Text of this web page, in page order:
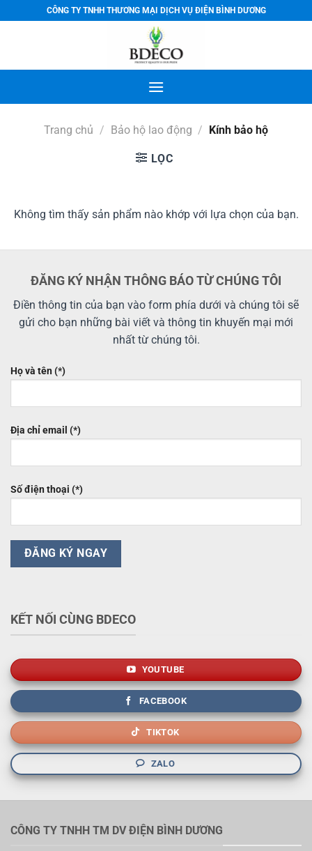
qua
CÔNG TY TNHH THƯƠNG MẠI DỊCH VỤ ĐIỆN BÌNH DƯƠNG
Trang chủ / Bảo hộ lao động / Kính bảo hộ
LỌC
Không tìm thấy sản phẩm nào khớp với lựa chọn của bạn.
ĐĂNG KÝ NHẬN THÔNG BÁO TỪ CHÚNG TÔI
Điền thông tin của bạn vào form phía dưới và chúng tôi sẽ
gửi cho bạn những bài viết và thông tin khuyến mại mới
nhất từ chúng tôi.
Họ và tên (*)
Địa chỉ email (*)
Số điện thoại (*)
KẾT NỐI CÙNG BDECO
YOUTUBE
FACEBOOK
TIKTOK
ZALO
CÔNG TY TNHH TM DV ĐIỆN BÌNH DƯƠNG